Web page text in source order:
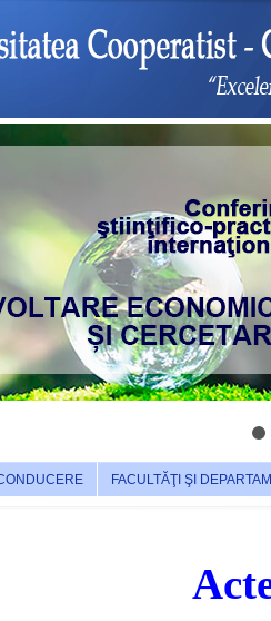
FACULTĂŢI ŞI